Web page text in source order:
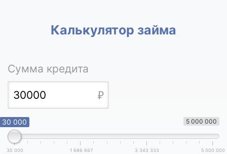
Калькулятор займа
Сумма кредита
5 000 000
30 000
30 000 1 686 667 3 343 333 5 000 000